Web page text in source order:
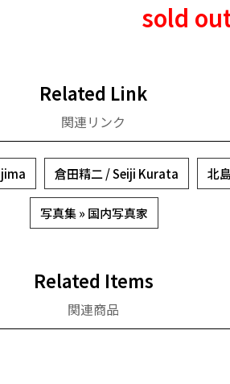
sold
Related Link
関連リンク
倉田精二 / Seiji Kurata 北
写真集 » 国内写真家
Related Items
関連商品